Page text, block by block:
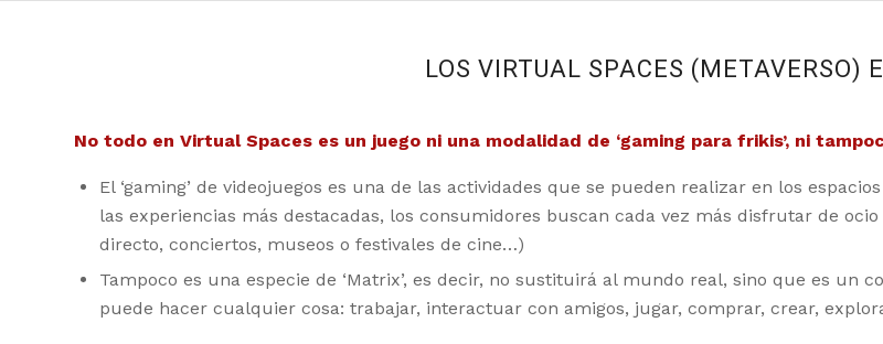
LOS VIRTUAL SPACES (METAVERSO)
No todo en Virtual Spaces es un juego ni una modalidad de ‘gaming para frikis’, ni
El ‘gaming’ de videojuegos es una de las actividades que se pueden realizar en los
las experiencias más destacadas, los consumidores buscan cada vez más disfrutar de
directo, conciertos, museos o festivales de cine…)
Tampoco es una especie de ‘Matrix’, es decir, no sustituirá al mundo real, sino que es
puede hacer cualquier cosa: trabajar, interactuar con amigos, jugar, comprar, crear,